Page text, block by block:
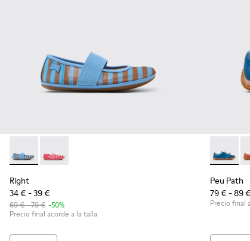
Right - K800696-002 - Bailarinas de tejido y piel azules
Right - K800696-001
Right
34 € - 39 €
69 € - 79 € -50%
Precio final acorde a la talla
Peu
Peu Path
79 € - 89 €
Precio final